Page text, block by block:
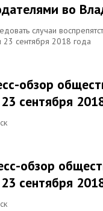
во
случаи
23 сентября 2018 года
обзор
сентября
обзор
сентября